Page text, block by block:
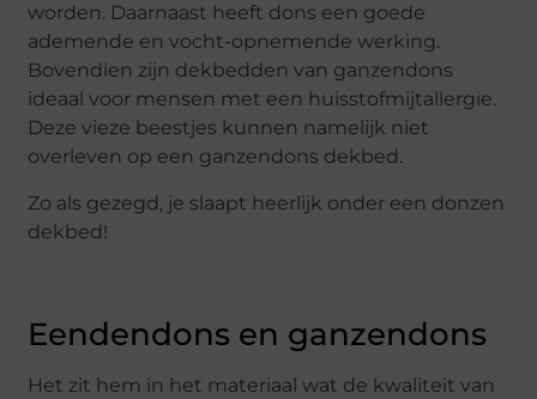
worden. Daarnaast heeft dons een goede
ademende en vocht-opnemende werking.
Bovendien zijn dekbedden van ganzendons
ideaal voor mensen met een huisstofmijtallergie.
Deze vieze beestjes kunnen namelijk niet
overleven op een ganzendons dekbed.
Zo als gezegd, je slaapt heerlijk onder een donzen
dekbed!
Eendendons en ganzendons
Het zit hem in het materiaal wat de kwaliteit van